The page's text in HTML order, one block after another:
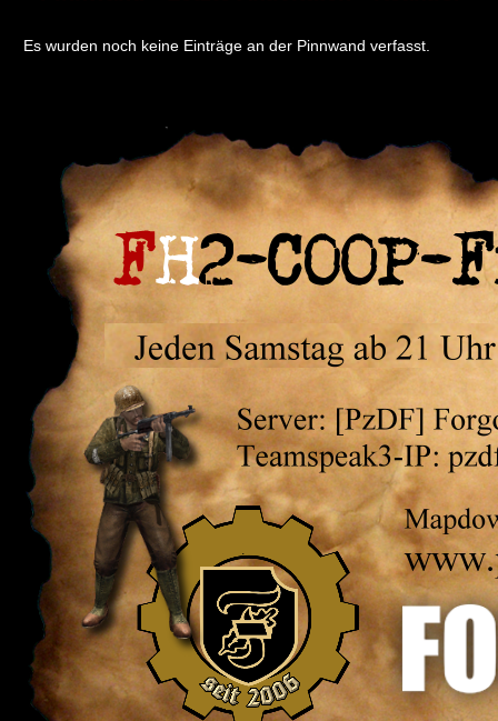
Es wurden noch keine Einträge an der Pinnwand verfasst.